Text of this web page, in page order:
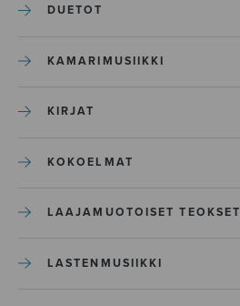
DUETOT
KAMARIMUSIIKKI
KIRJAT
KOKOELMAT
LAAJAMUOTOISET TEOKSET
LASTENMUSIIKKI